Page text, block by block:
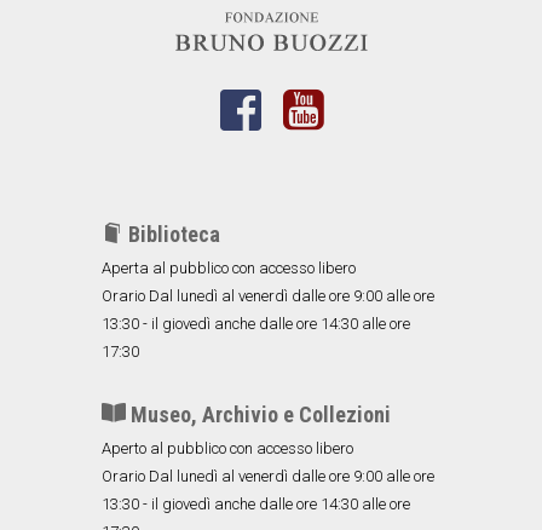
Biblioteca
Aperta al pubblico con accesso libero
Orario Dal lunedì al venerdì dalle ore 9:00 alle ore
13:30 - il giovedì anche dalle ore 14:30 alle ore
17:30
Museo, Archivio e Collezioni
Aperto al pubblico con accesso libero
Orario Dal lunedì al venerdì dalle ore 9:00 alle ore
13:30 - il giovedì anche dalle ore 14:30 alle ore